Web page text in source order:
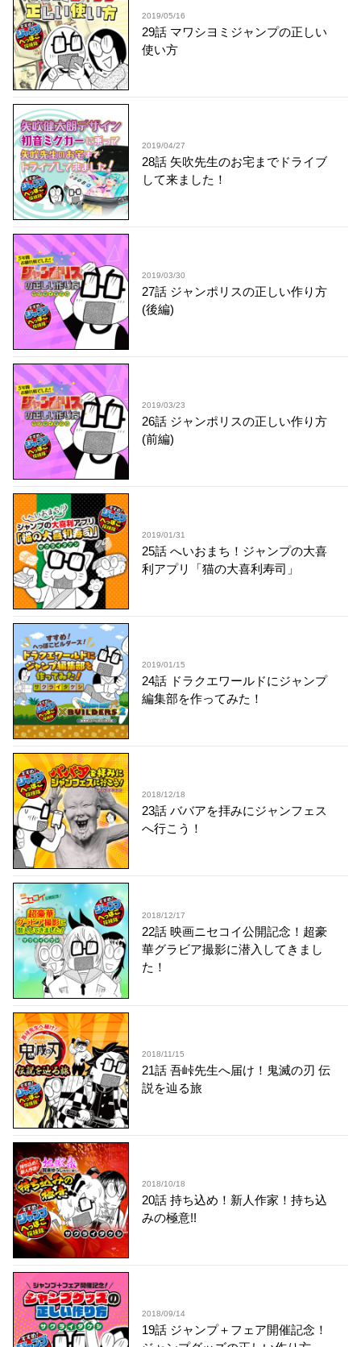
2019/05/16
29話 マワシヨミジャンプの正しい
使い方
2019/04/27
28話 矢吹先生のお宅までドライブ
して来ました！
2019/03/30
27話 ジャンポリスの正しい作り方
(後編)
2019/03/23
26話 ジャンポリスの正しい作り方
(前編)
2019/01/31
25話 へいおまち！ジャンプの大喜
利アプリ「猫の大喜利寿司」
2019/01/15
24話 ドラクエワールドにジャンプ
編集部を作ってみた！
2018/12/18
23話 ババアを拝みにジャンフェス
へ行こう！
2018/12/17
22話 映画ニセコイ公開記念！超豪
華グラビア撮影に潜入してきまし
た！
2018/11/15
21話 吾峠先生へ届け！鬼滅の刃 伝
説を辿る旅
2018/10/18
20話 持ち込め！新人作家！持ち込
みの極意!!
2018/09/14
19話 ジャンプ＋フェア開催記念！